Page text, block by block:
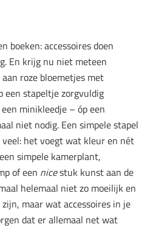
boeken: accessoires doen
En krijg nu niet meteen
roze bloemetjes met
een stapeltje zorgvuldig
minikleedje – óp een
niet nodig. Een simpele stapel
veel: het voegt wat kleur en nét
simpele kamerplant,
of een nicestuk kunst aan de
helemaal niet zo moeilijk en
maar wat accessoires in je
dat er allemaal net wat